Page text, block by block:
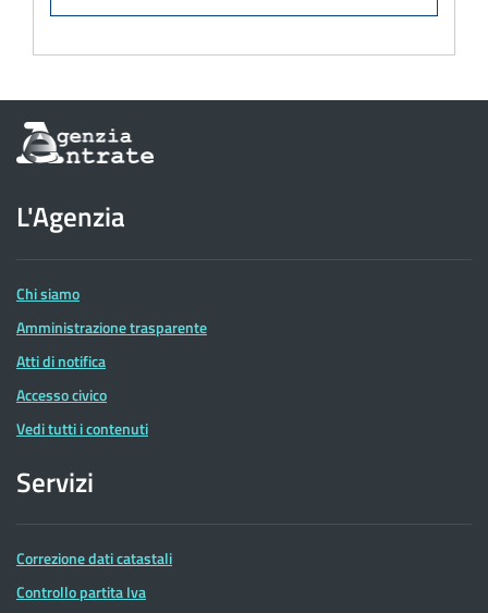
Informazioni
sul
dell'Agenzia
delle
Entrate
L'Agenzia
Chi siamo
Amministrazione trasparente
Atti di notifica
Accesso civico
Vedi tutti i contenuti
Servizi
Correzione dati catastali
Controllo partita Iva